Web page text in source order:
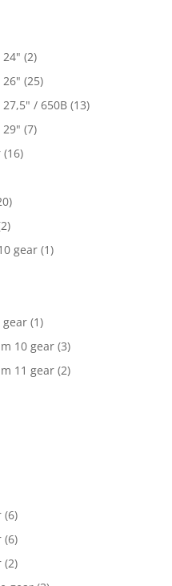
(2)
(25)
/ 650B (13)
(7)
(16)
gear (1)
gear (1)
10 gear (3)
11 gear (2)
(6)
(6)
(2)